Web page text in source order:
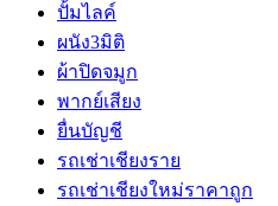
ปั้มไลค์
ผนัง3มิติ
ผ้าปิดจมูก
พากย์เสียง
ยื่นบัญชี
รถเช่าเชียงราย
รถเช่าเชียงใหม่ราคาถูก